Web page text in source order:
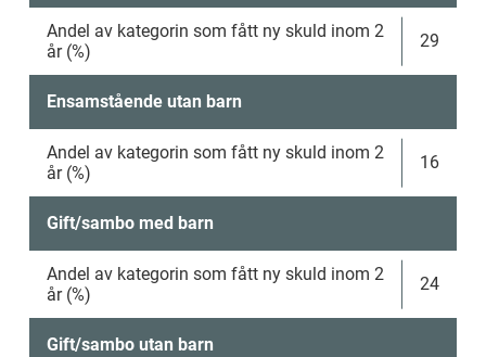
Andel av kategorin som fått ny skuld inom 2
år (%)
29
Ensamstående utan barn
Andel av kategorin som fått ny skuld inom 2
år (%)
16
Gift/sambo med barn
Andel av kategorin som fått ny skuld inom 2
år (%)
24
Gift/sambo utan barn